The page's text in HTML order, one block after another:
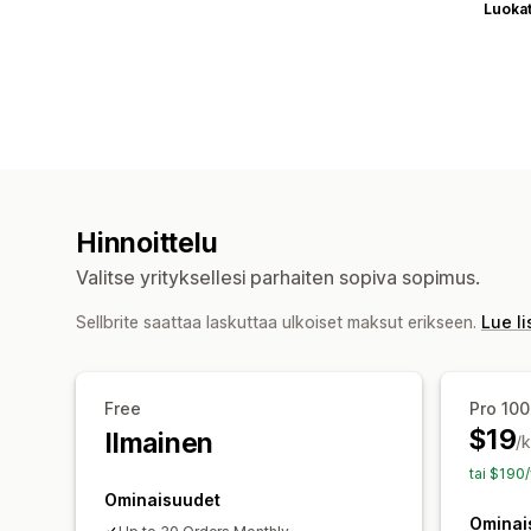
Luokat
Hinnoittelu
Valitse yrityksellesi parhaiten sopiva sopimus.
Sellbrite saattaa laskuttaa ulkoiset maksut erikseen. Lue
Free
Ilmainen
Ominaisuudet
Pro 100
$19/
tai